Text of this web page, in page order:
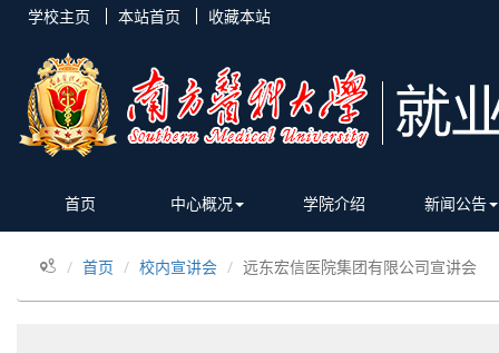
学校主页 本站首页 收藏本站
首页 中心概况 学院介绍 新闻公告
首页 校内宣讲会 远东宏信医院集团有限公司宣讲会